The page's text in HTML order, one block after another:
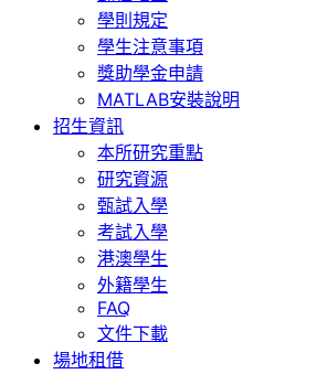
學則規定
學生注意事項
獎助學金申請
MATLAB安裝說明
招生資訊
本所研究重點
研究資源
甄試入學
考試入學
港澳學生
外籍學生
FAQ
文件下載
場地租借